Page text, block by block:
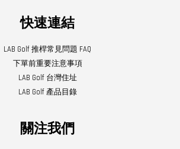
快速連結
LAB Golf 推桿常見問題 FAQ
下單前重要注意事項
LAB Golf 台灣住址
LAB Golf 產品目錄
關注我們